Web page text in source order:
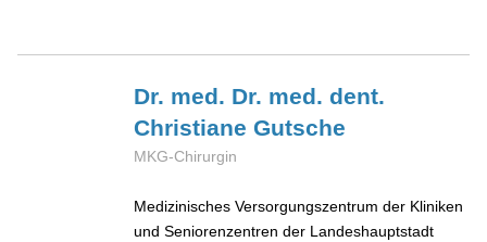
Dr. med. Dr. med. dent.
ChristianeGutsche
MKG-Chirurgin
Medizinisches Versorgungszentrum der Kliniken
und Seniorenzentren der Landeshauptstadt